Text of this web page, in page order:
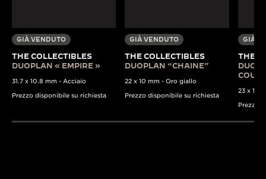
GIÀ VENDUTO
THE COLLECTIBLES
DUOPLAN « EMPIRE »
31.7 x 10.8 mm - Acciaio
Prezzo disponibile su richiesta
GIÀ VENDUTO
THE COLLECTIBLES
DUOPLAN “CHAINE”
22 x 10 mm - Oro giallo
Prezzo disponibile su richiesta
GIÀ
THE
23 x 13
Prezzo